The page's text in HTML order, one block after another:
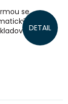
DETAIL
se
chyb,